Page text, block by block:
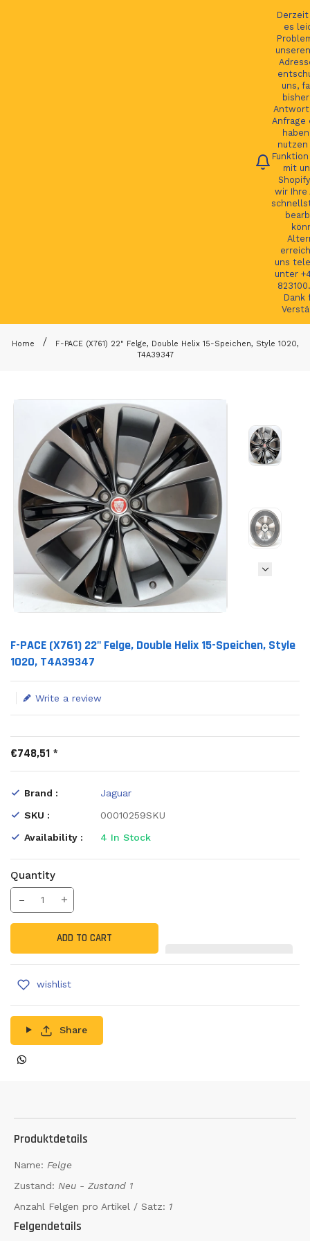
es
uns,
Antwort
Anfrage
nutzen
mit
wir Ihre
uns
unter
Dank
Home
F-PACE (X761) 22" Felge, Double Helix 15-Speichen, Style 1020,
T4A39347
F-PACE (X761) 22" Felge, Double Helix 15-Speichen, Style
1020, T4A39347
Write a review
Translation missing: en.products.product.loader_label
€748,51 *
Brand :
Jaguar
SKU :
00010259SKU
Availability :
4 In Stock
Quantity
Translation missing: en.products.product.decrease
Increase Quantity
ADD TO CART
wishlist
Share
Produktdetails
Name: Felge
Zustand: Neu - Zustand 1
Anzahl Felgen pro Artikel / Satz: 1
Felgendetails